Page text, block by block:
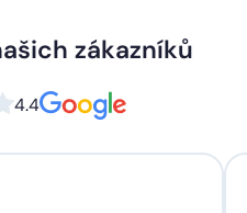
zákazníků
4.4